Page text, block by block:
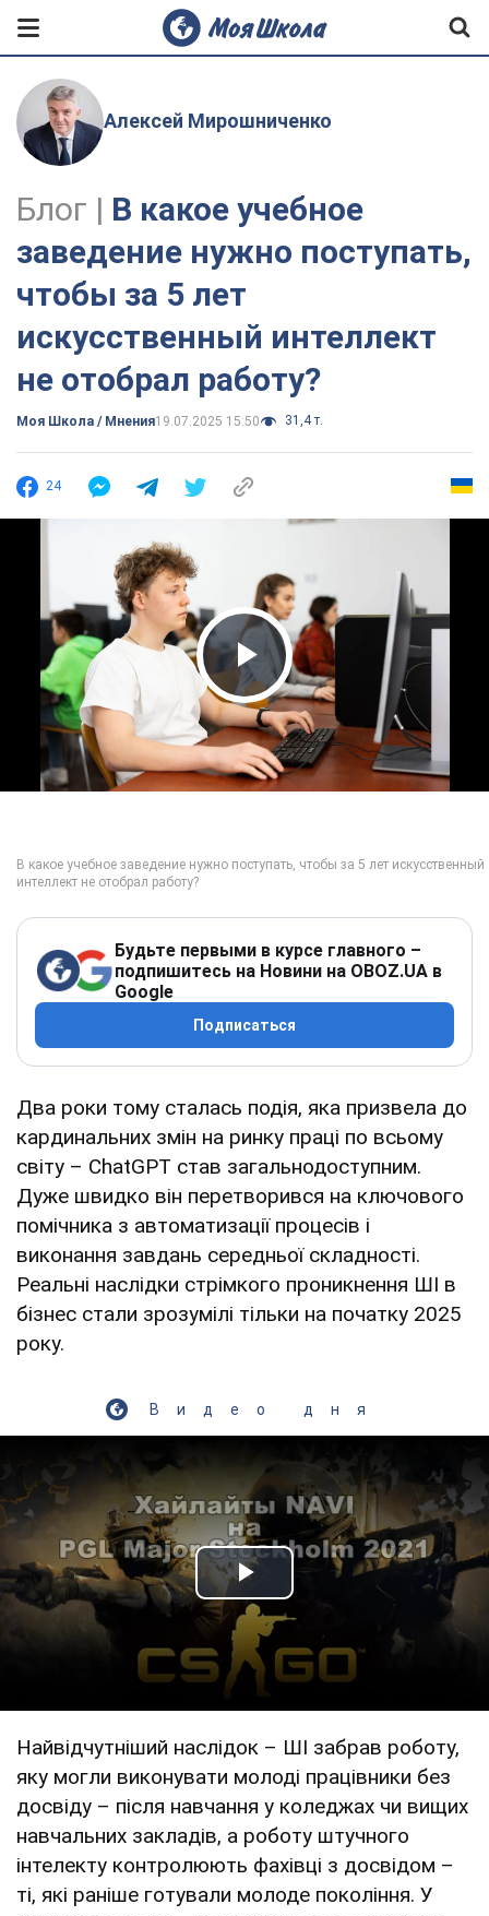
Алексей Мирошниченко
Блог | В какое учебное
заведение нужно поступать,
чтобы за 5 лет
искусственный интеллект
не отобрал работу?
Моя Школа / Мнения19.07.2025 15:50 31,4 т.
24
Play Video
Будьте первыми в курсе главного –
подпишитесь на Новини на OBOZ.UA в
Google
Подписаться
Два роки тому сталась подія, яка призвела до
кардинальних змін на ринку праці по всьому
світу – ChatGPT став загальнодоступним.
Дуже швидко він перетворився на ключового
помічника з автоматизації процесів і
виконання завдань середньої складності.
Реальні наслідки стрімкого проникнення ШІ в
бізнес стали зрозумілі тільки на початку 2025
року.
Видео дня
Play Video
Найвідчутніший наслідок – ШІ забрав роботу,
яку могли виконувати молоді працівники без
досвіду – після навчання у коледжах чи вищих
навчальних закладів, а роботу штучного
інтелекту контролюють фахівці з досвідом –
ті, які раніше готували молоде покоління. У